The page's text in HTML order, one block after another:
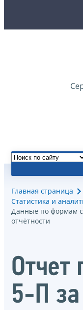
Главная страница
Статистика и
Данные по формам
отчётности
5-П